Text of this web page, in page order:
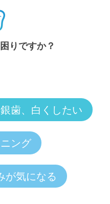
りですか？
歯、白くしたい
ング
が気になる